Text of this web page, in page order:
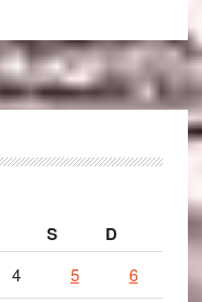
S D
4 5 6